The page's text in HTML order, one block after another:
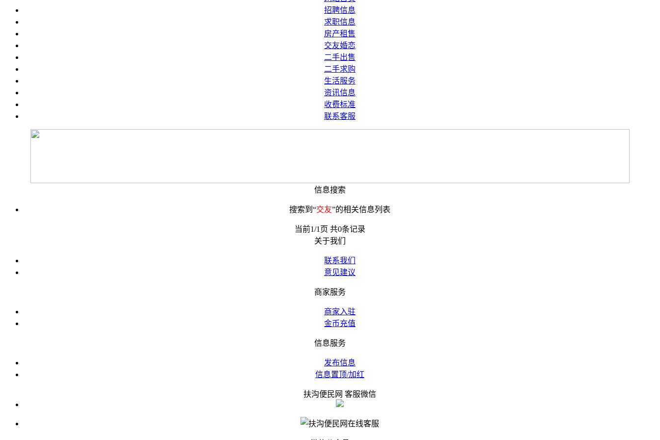
招聘信息
求职信息
房产租售
交友婚恋
二手出售
二手求购
生活服务
资讯信息
收费标准
联系客服
信息搜索
搜索到“交友”的相关信息列表
当前1/1页 共0条记录
关于我们
联系我们
意见建议
商家服务
商家入驻
金币充值
信息服务
发布信息
信息置顶/加红
扶沟便民网 客服微信